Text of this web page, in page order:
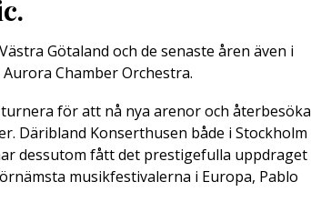
Götaland och de senaste åren även i
Chamber Orchestra.
för att nå nya arenor och återbesöka
Däribland Konserthusen både i Stockholm
dessutom fått det prestigefulla uppdraget
musikfestivalerna i Europa, Pablo